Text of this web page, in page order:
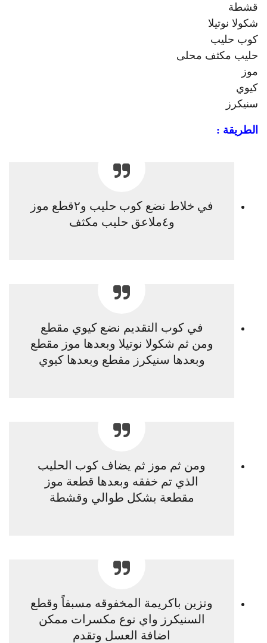
قشطة
شكولا نوتيلا
كوب حليب
حليب مكثف محلى
موز
كيوي
سنيكرز
الطريقة :
في خلاط نضع كوب حليب و٢قطع موز
و٤ملاعق حليب مكثف
في كوب التقديم نضع كيوي مقطع
ومن ثم شكولا نوتيلا وبعدها موز مقطع
وبعدها سنيكرز مقطع وبعدها كيوي
ومن ثم موز ثم يضاف كوب الحليب
الذي تم خفقه وبعدها قطعة موز
مقطعة بشكل طوالي وقشطة
وتزين باكريمة المخفوقه مسبقاً وقطع
السنيكرز واي نوع مكسرات ممكن
اضافة العسل وتقدم